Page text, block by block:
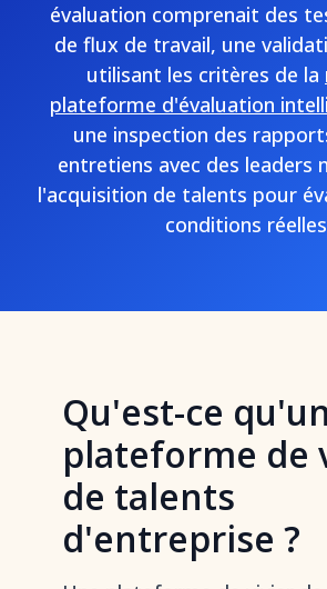
évaluation comprenait des
de flux de travail, une
utilisant les critères de la
plateforme d'évaluation
une inspection des
entretiens avec des leaders
l'acquisition de talents pour
conditions
Qu'est-ce
plateforme de
de talents
d'entreprise ?